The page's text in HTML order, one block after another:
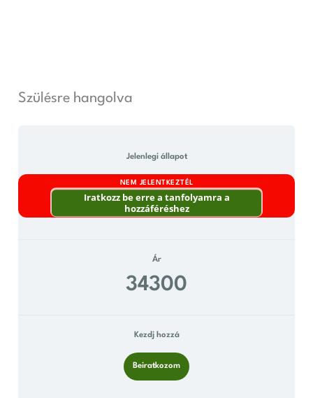
Szülésre hangolva
Jelenlegi állapot
NEM JELENTKEZTÉL
Iratkozz be erre a tanfolyamra a
hozzáféréshez
Ár
34300
Kezdj hozzá
Beiratkozom